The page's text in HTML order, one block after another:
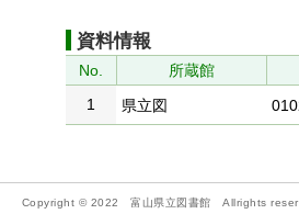
資料情報
No. 所蔵館
1
県立図
Copyright © 2022 富山県立図書館 Allrights